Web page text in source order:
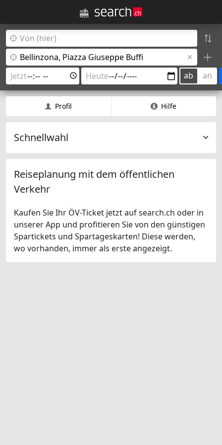
ab an
Profil Hilfe
Schnellwahl
Reiseplanung mit dem öffentlichen
Verkehr
Kaufen Sie Ihr ÖV-Ticket jetzt auf search.ch oder in
unserer App und profitieren Sie von den günstigen
Spartickets und Spartageskarten! Diese werden,
wo vorhanden, immer als erste angezeigt.